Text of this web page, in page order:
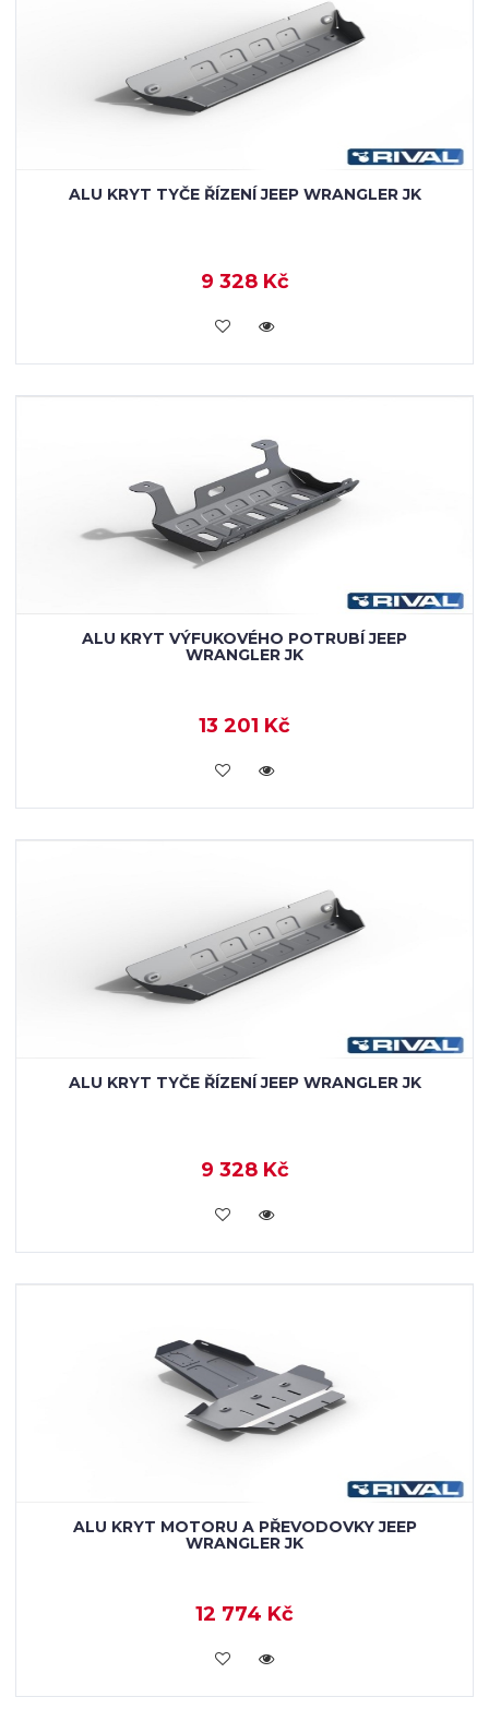
ALU KRYT TYČE ŘÍZENÍ JEEP WRANGLER JK
9 328 Kč
KOUPIT
ALU KRYT VÝFUKOVÉHO POTRUBÍ JEEP
WRANGLER JK
13 201 Kč
KOUPIT
ALU KRYT TYČE ŘÍZENÍ JEEP WRANGLER JK
9 328 Kč
KOUPIT
ALU KRYT MOTORU A PŘEVODOVKY JEEP
WRANGLER JK
12 774 Kč
KOUPIT